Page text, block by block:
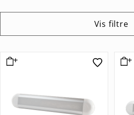
Vis filtre